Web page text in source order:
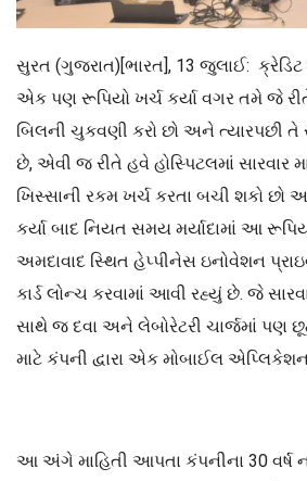
સુરત (ગુજરાત)[ભારત], 13 જુલાઈ: ક્રેડિટ
એક પણ રૂપિયો ખર્ચ કર્યા વગર તમે જે
બિલની ચુકવણી કરો છો અને ત્યારપછી તે
છે, એવી જ રીતે હવે હોસ્પિટલમાં
ખિસ્સાની રકમ ખર્ચ કરતા બચી શકો છો
કર્યા બાદ નિયત સમય મર્યાદામાં આ
અમદાવાદ સ્થિત હેપ્પીનેસ ઇનોવેશન
કાર્ડ લોન્ચ કરવામાં આવી રહ્યું છે. જે
સાથે જ દવા અને લેબોરેટરી ચાર્જમાં
માટે કંપની દ્વારા એક મોબાઈલ
આ અંગે માહિતી આપતા કંપનીના 30 વર્ષ